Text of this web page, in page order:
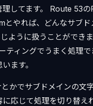
してます。 Route 53
とやれば、どんなサブド
ように扱うことができ
ティングでうまく処理
ます。
かでサブドメインの文字
に応じて処理を切り替